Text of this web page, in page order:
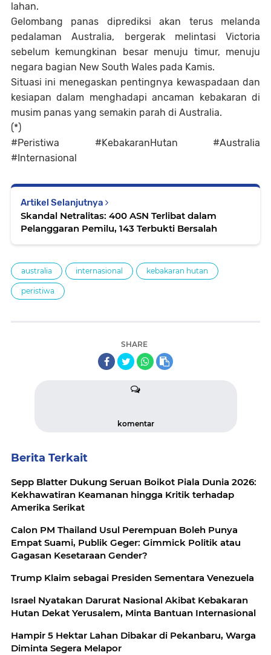
lahan.
Gelombang panas diprediksi akan terus melanda
pedalaman Australia, bergerak melintasi Victoria
sebelum kemungkinan besar menuju timur, menuju
negara bagian New South Wales pada Kamis.
Situasi ini menegaskan pentingnya kewaspadaan dan
kesiapan dalam menghadapi ancaman kebakaran di
musim panas yang semakin parah di Australia.
(*)
#Peristiwa #KebakaranHutan #Australia
#Internasional
Artikel Selanjutnya
Skandal Netralitas: 400 ASN Terlibat dalam
Pelanggaran Pemilu, 143 Terbukti Bersalah
australia internasional kebakaran hutan
peristiwa
SHARE
komentar
Berita Terkait
Sepp Blatter Dukung Seruan Boikot Piala Dunia 2026:
Kekhawatiran Keamanan hingga Kritik terhadap
Amerika Serikat
Calon PM Thailand Usul Perempuan Boleh Punya
Empat Suami, Publik Geger: Gimmick Politik atau
Gagasan Kesetaraan Gender?
Trump Klaim sebagai Presiden Sementara Venezuela
Israel Nyatakan Darurat Nasional Akibat Kebakaran
Hutan Dekat Yerusalem, Minta Bantuan Internasional
Hampir 5 Hektar Lahan Dibakar di Pekanbaru, Warga
Diminta Segera Melapor